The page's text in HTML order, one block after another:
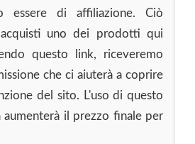
essere di affiliazione. Ciò
uno dei prodotti qui
questo link, riceveremo
che ci aiuterà a coprire
del sito. L'uso di questo
aumenterà il prezzo finale per